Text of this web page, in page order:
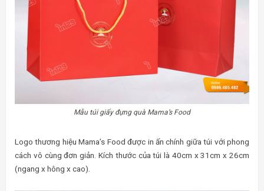
Mẫu túi giấy đựng quà Mama’s Food
Logo thương hiệu Mama’s Food được in ấn chính giữa túi với phong
cách vô cùng đơn giản. Kích thước của túi là 40cm x 31cm x 26cm
(ngang x hông x cao).